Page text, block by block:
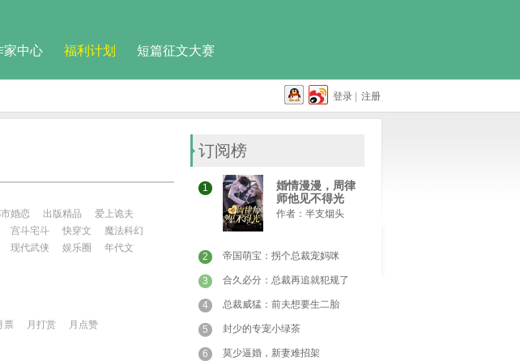
家中心 福利计划 短篇征文大赛
登录 注册
婚恋 出版精品
爱上诡夫
宫斗宅斗 快穿文
魔法科幻
现代武侠 娱乐圈
年代文
票 月打赏 月点赞
订阅榜
1
婚情漫漫，周律
师他见不得光
作者： 半支烟头
2 帝国萌宝：拐个总裁宠妈咪
3 合久必分：总裁再追就犯规了
4 总裁威猛：前夫想要生二胎
5 封少的专宠小绿茶
6 莫少逼婚，新妻难招架